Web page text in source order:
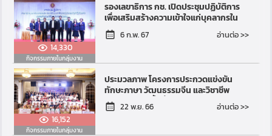
14,330
กิจกรรมภายในกลุ่มงาน
รองเลขาธิการ กช. เปิดประชุมปฏิบัติการ
เพื่อเสริมสร้างความเข้าใจแก่บุคลากรใน
การบริหารจัดการเงินอุดหนุน
6 ก.พ. 67 อ่านต่อ >>
16,152
กิจกรรมภายในกลุ่มงาน
ประมวลภาพ โครงการประกวดแข่งขัน
ทักษะภาษา วัฒนธรรมจีน และวิชาชีพ
ประเทศไทย ครั้งที่ 5 ประจำปี 2566 (2023
Jinbu Cup)
22 พ.ย. 66 อ่านต่อ >>